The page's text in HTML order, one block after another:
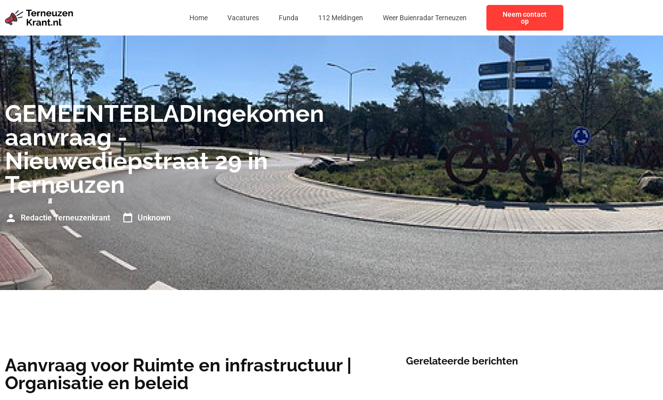
Home Vacatures Funda 112 Meldingen Weer Buienradar Terneuzen
Neem contact
op
GEMEENTEBLADIngekomen
aanvraag -
Nieuwediepstraat 29 in
Terneuzen
Redactie Terneuzenkrant Unknown
Aanvraag voor Ruimte en infrastructuur |
Organisatie en beleid
Gerelateerde berichten